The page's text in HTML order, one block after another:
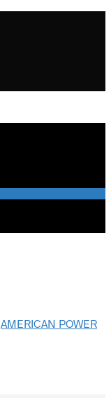
AMERICAN POWER